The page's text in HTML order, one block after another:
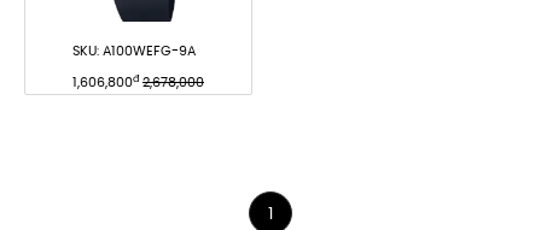
SKU:A100WEFG-9A
1,606,800đ 2,678,000
1